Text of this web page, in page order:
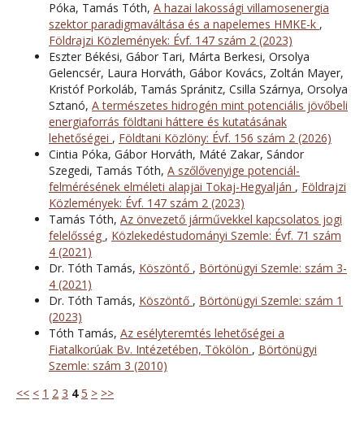
Póka, Tamás Tóth, A hazai lakossági villamosenergia
szektor paradigmaváltása és a napelemes HMKE-k ,
Földrajzi Közlemények: Évf. 147 szám 2 (2023)
Eszter Békési, Gábor Tari, Márta Berkesi, Orsolya
Gelencsér, Laura Horváth, Gábor Kovács, Zoltán Mayer,
Kristóf Porkoláb, Tamás Spránitz, Csilla Szárnya, Orsolya
Sztanó, A természetes hidrogén mint potenciális jövőbeli
energiaforrás földtani háttere és kutatásának
lehetőségei , Földtani Közlöny: Évf. 156 szám 2 (2026)
Cintia Póka, Gábor Horváth, Máté Zakar, Sándor
Szegedi, Tamás Tóth, A szőlővenyige potenciál-
felmérésének elméleti alapjai Tokaj-Hegyalján , Földrajzi
Közlemények: Évf. 147 szám 2 (2023)
Tamás Tóth, Az önvezető járművekkel kapcsolatos jogi
felelősség , Közlekedéstudományi Szemle: Évf. 71 szám
4 (2021)
Dr. Tóth Tamás, Köszöntő , Börtönügyi Szemle: szám 3-
4 (2021)
Dr. Tóth Tamás, Köszöntő , Börtönügyi Szemle: szám 1
(2023)
Tóth Tamás, Az esélyteremtés lehetőségei a
Fiatalkorúak Bv. Intézetében, Tökölön , Börtönügyi
Szemle: szám 3 (2010)
<< < 1 2 3 4 5 > >>